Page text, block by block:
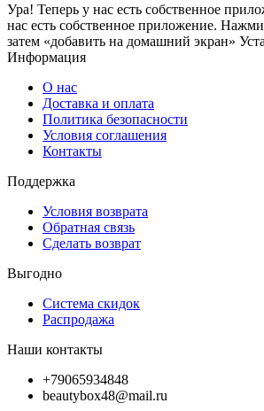
Ура! Теперь у нас есть собственное
нас есть собственное приложение.
затем «добавить на домашний экран»
Информация
О нас
Доставка и оплата
Политика безопасности
Условия соглашения
Контакты
Поддержка
Условия возврата
Обратная связь
Сделать возврат
Выгодно
Система скидок
Распродажа
Наши контакты
+79065934848
beautybox48@mail.ru